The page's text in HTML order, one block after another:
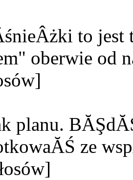
to jest
oberwie od
planu.
ze